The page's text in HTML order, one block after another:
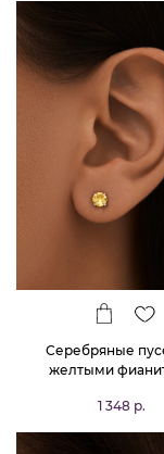
Серебряные
желтыми
1 348 р.